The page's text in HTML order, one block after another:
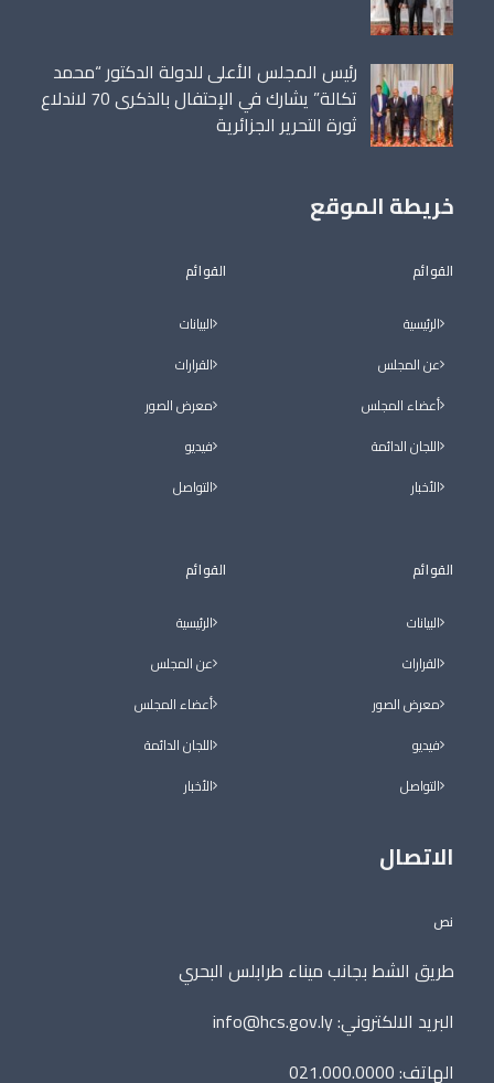
رئيس المجلس الأعلى للدولة الدكتور “محمد
تكالة” يشارك في الإحتفال بالذكرى 70 لاندلاع
ثورة التحرير الجزائرية
خريطة الموقع
القوائم
الرئيسية
عن المجلس
أعضاء المجلس
اللجان الدائمة
الأخبار
القوائم
البيانات
القرارات
معرض الصور
فيديو
التواصل
القوائم
البيانات
القرارات
معرض الصور
فيديو
التواصل
القوائم
الرئيسية
عن المجلس
أعضاء المجلس
اللجان الدائمة
الأخبار
الاتصال
نص
طريق الشط بجانب ميناء طرابلس البحري
البريد الالكتروني:info@hcs.gov.ly
الهاتف: 021.000.0000